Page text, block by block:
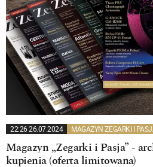
22:26 26.07.2024 MAGAZYN ZEGARKI I
Magazyn „Zegarki i Pasja” -
kupienia (oferta limitowana)